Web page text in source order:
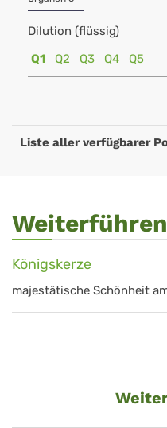
Dilution (flüssig)
Q1
Q2 Q3 Q4 Q5
Liste aller verfügbarer
Königskerze
majestätische Schönheit